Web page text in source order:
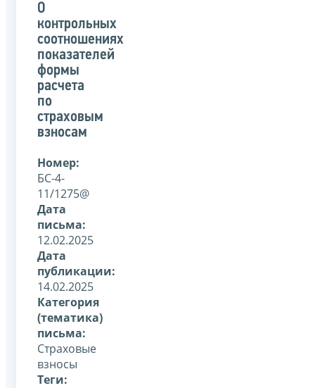
указанного
письма
О
контрольных
соотношениях
показателей
формы
расчета
по
страховым
взносам
Номер:
БС-4-
11/1275@
Дата
письма:
12.02.2025
Дата
публикации:
14.02.2025
Категория
(тематика)
письма:
Страховые
взносы
Теги: